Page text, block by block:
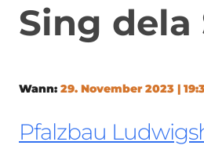
Sing dela
Wann: 29. November 2023 |
Pfalzbau